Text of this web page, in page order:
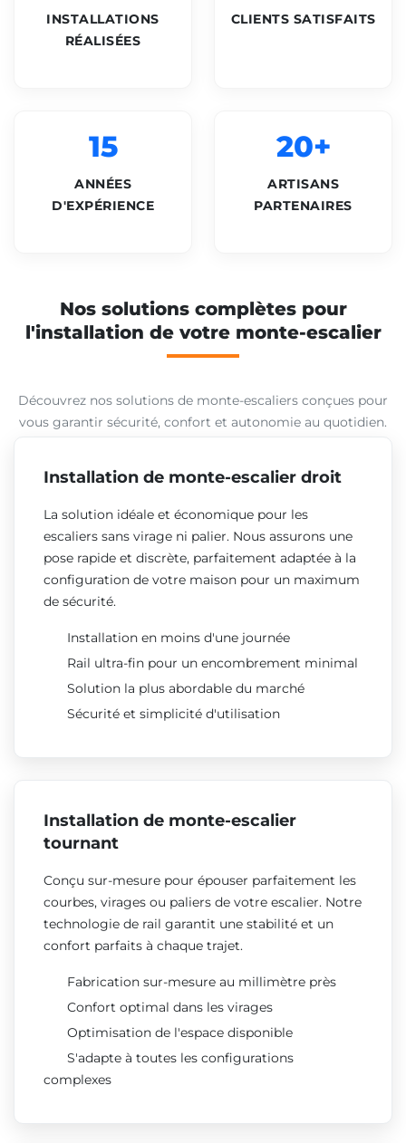
INSTALLATIONS
RÉALISÉES
CLIENTS SATISFAITS
15
ANNÉES
D'EXPÉRIENCE
20+
ARTISANS
PARTENAIRES
Nos solutions complètes pour
l'installation de votre monte-escalier
Découvrez nos solutions de monte-escaliers conçues pour
vous garantir sécurité, confort et autonomie au quotidien.
Installation de monte-escalier droit
La solution idéale et économique pour les
escaliers sans virage ni palier. Nous assurons une
pose rapide et discrète, parfaitement adaptée à la
configuration de votre maison pour un maximum
de sécurité.
Installation en moins d'une journée
Rail ultra-fin pour un encombrement minimal
Solution la plus abordable du marché
Sécurité et simplicité d'utilisation
Installation de monte-escalier
tournant
Conçu sur-mesure pour épouser parfaitement les
courbes, virages ou paliers de votre escalier. Notre
technologie de rail garantit une stabilité et un
confort parfaits à chaque trajet.
Fabrication sur-mesure au millimètre près
Confort optimal dans les virages
Optimisation de l'espace disponible
S'adapte à toutes les configurations
complexes